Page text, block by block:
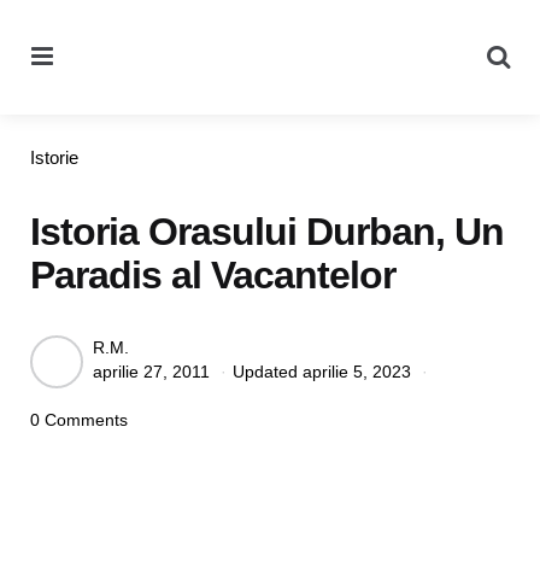
Categories
Istorie
Istoria Orasului Durban, Un
Paradis al Vacantelor
Posted
by
R.M.
aprilie 27, 2011
Updated aprilie 5, 2023
0 Comments